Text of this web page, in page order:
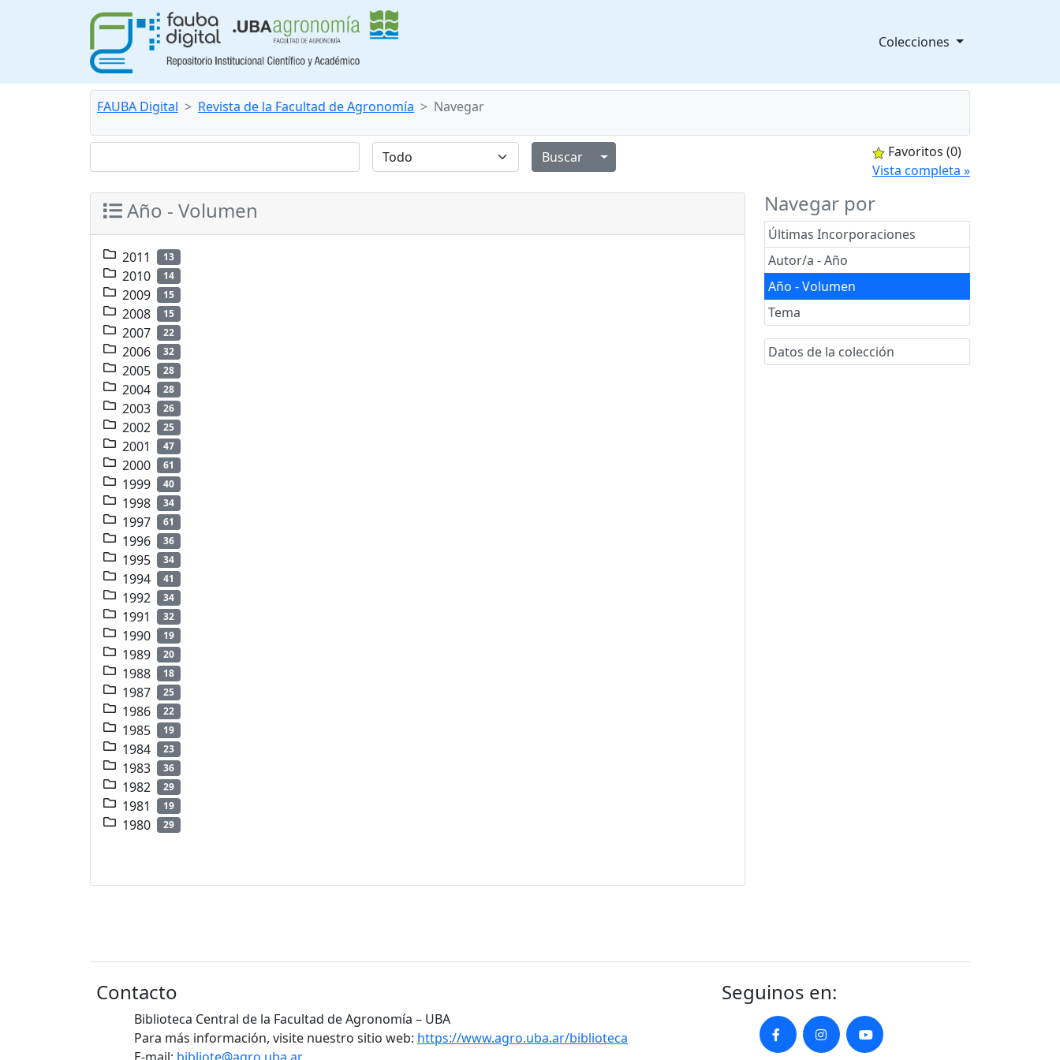
Colecciones
FAUBA Digital Revista de la Facultad de Agronomía Navegar
Alternar menú desplegable
Favoritos (0)
Vista completa »
Navegar por
Últimas Incorporaciones
Autor/a - Año
Año - Volumen
Tema
Datos de la colección
Año - Volumen
2011 13
2010 14
2009 15
2008 15
2007 22
2006 32
2005 28
2004 28
2003 26
2002 25
2001 47
2000 61
1999 40
1998 34
1997 61
1996 36
1995 34
1994 41
1992 34
1991 32
1990 19
1989 20
1988 18
1987 25
1986 22
1985 19
1984 23
1983 36
1982 29
1981 19
1980 29
Contacto
Biblioteca Central de la Facultad de Agronomía – UBA
Para más información, visite nuestro sitio web: https://www.agro.uba.ar/biblioteca
Seguinos en: